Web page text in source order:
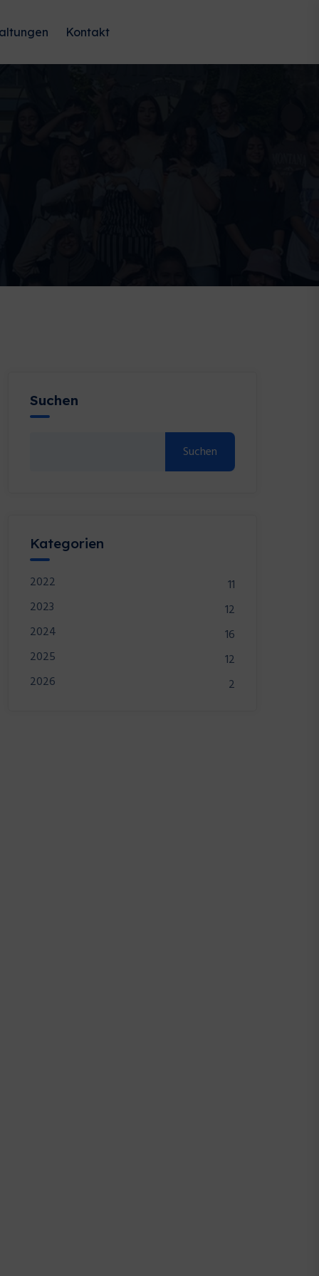
Kontakt
Suchen
Suchen
Kategorien
2022
11
2023
12
2024
16
2025
12
2026
2